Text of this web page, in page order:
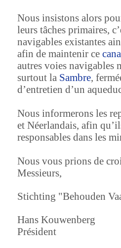
Nous insistons alors
leurs tâches primaires,
navigables existantes
afin de maintenir ce
autres voies navigables
surtout la Sambre,
d’entretien d’un
Nous informerons les
et Néerlandais, afin
responsables dans les
Nous vous prions de
Messieurs,
Stichting "Behouden
Hans Kouwenberg
Président